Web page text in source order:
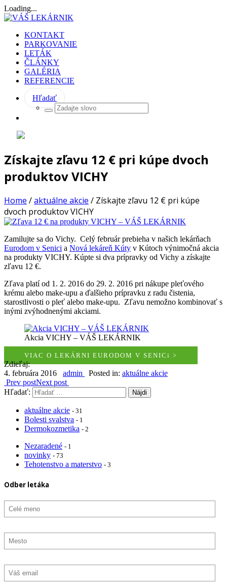
Loading...
KONTAKT
PARKOVANIE
LETÁK
ČLÁNKY
GALÉRIA
REFERENCIE
Hľadať
Získajte zľavu 12 € pri kúpe dvoch
produktov VICHY
Home /aktuálne akcie / Získajte zľavu 12 € pri kúpe
dvoch produktov VICHY
Zamilujte sa do Vichy. Celý február prebieha v našich lekárňach
Eurodom v Senici a Nová lekáreň Kúty v Kútoch výnimočná akcia
na produkty VICHY. Kúpte si dva prípravky od Vichy a získajte
zľavu 12 €.
Zľava platí od 1. 2. 2016 do 29. 2. 2016 pri nákupe pleťového
krému alebo make-upu a ďalšieho prípravku z radu čistenia,
starostlivosti o pleť alebo make-upu. Zľavu nemožno kombinovať s
inými zvýhodnenými akciami.
Akcia VICHY – VÁŠ LEKÁRNIK
VIAC O LEKÁRNI EURODOM V SENICi >
Zdieľaj:
4. februára 2016
admin Posted in: aktuálne akcie
Prev postNext post
Hľadať:
aktuálne akcie - 31
Bolesti svalstva - 1
Dermokozmetika - 2
Nezaradené - 1
novinky - 73
Tehotenstvo a materstvo - 3
Odber letáka